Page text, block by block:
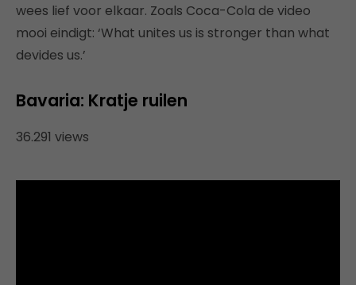
wees lief voor elkaar. Zoals Coca-Cola de video
mooi eindigt: ‘What unites us is stronger than what
devides us.’
Bavaria: Kratje ruilen
36.291 views